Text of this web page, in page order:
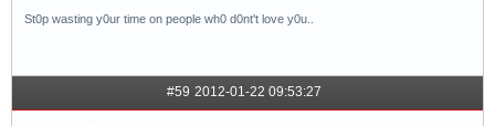
St0p wasting y0ur time on people wh0 d0nt't love y0u..
#59 2012-01-22 09:53:27